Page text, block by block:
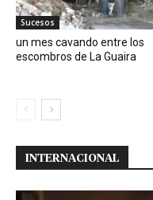
Sucesos
un mes cavando entre los
escombros de La Guaira
INTERNACIONAL